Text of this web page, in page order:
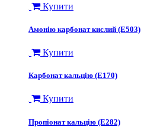
Купити
Амонію карбонат кислий (Е503)
Купити
Карбонат кальцію (Е170)
Купити
Пропіонат кальцію (Е282)